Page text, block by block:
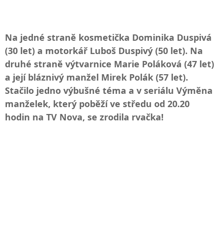
Na jedné straně kosmetička Dominika Duspivá
(30 let) a motorkář Luboš Duspivý (50 let). Na
druhé straně výtvarnice Marie Poláková (47 let)
a její bláznivý manžel Mirek Polák (57 let).
Stačilo jedno výbušné téma a v seriálu Výměna
manželek, který poběží ve středu od 20.20
hodin na TV Nova, se zrodila rvačka!